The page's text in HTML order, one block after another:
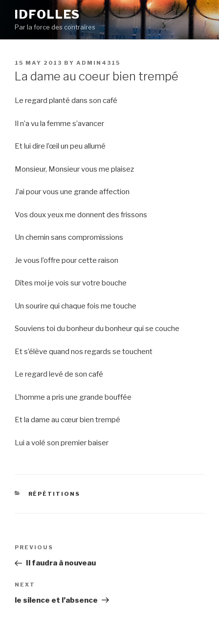
content
IDFOLLES
Par la force des contraires
POSTED
ON
15 MAY 2013 BY ADMIN4315
La dame au coeur bien trempé
Le regard planté dans son café
Il n’a vu la femme s’avancer
Et lui dire l’œil un peu allumé
Monsieur, Monsieur vous me plaisez
J’ai pour vous une grande affection
Vos doux yeux me donnent des frissons
Un chemin sans compromissions
Je vous l’offre pour cette raison
Dîtes moi je vois sur votre bouche
Un sourire qui chaque fois me touche
Souviens toi du bonheur du bonheur qui se couche
Et s’élève quand nos regards se touchent
Le regard levé de son café
L’homme a pris une grande bouffée
Et la dame au cœur bien trempé
Lui a volé son premier baiser
CATEGORIES
RÉPÉTITIONS
Previous
Post
PREVIOUS
Il faudra à nouveau
Next
Post
NEXT
le silence et l’absence